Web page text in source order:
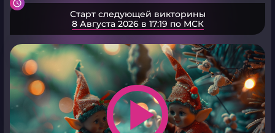
Старт следующей викторины
8 Августа 2026 в 17:19 по МСК
play_arrow